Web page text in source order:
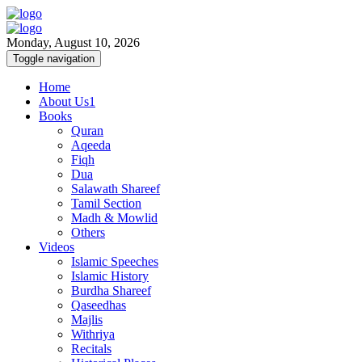
Monday, August 10, 2026
Toggle navigation
Home
About Us1
Books
Quran
Aqeeda
Fiqh
Dua
Salawath Shareef
Tamil Section
Madh & Mowlid
Others
Videos
Islamic Speeches
Islamic History
Burdha Shareef
Qaseedhas
Majlis
Withriya
Recitals